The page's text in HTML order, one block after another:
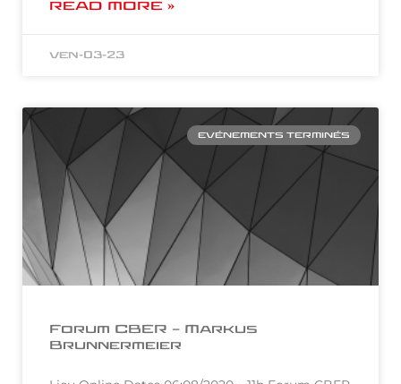
READ MORE »
ven-03-23
EVÉNEMENTS TERMINÉS
Forum CBER – Markus
Brunnermeier